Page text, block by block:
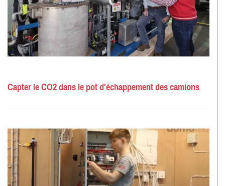
Capter le CO2 dans le pot d'échappement des camions